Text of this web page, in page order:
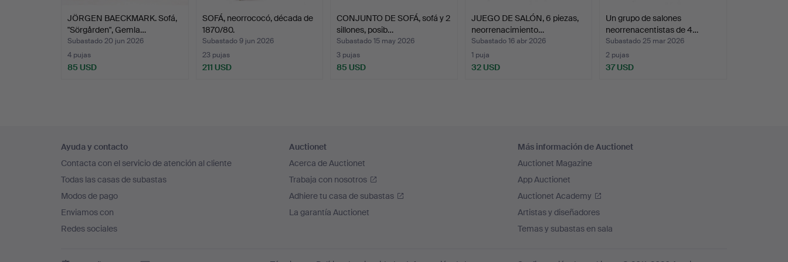
JÖRGEN BAECKMARK. Sofá,
"Sörgården", Gemla…
Subastado 20 jun 2026
4 pujas
85 USD
SOFÁ, neorrococó, década de
1870/80.
Subastado 9 jun 2026
23 pujas
211 USD
CONJUNTO DE SOFÁ, sofá y 2
sillones, posib…
Subastado 15 may 2026
3 pujas
85 USD
JUEGO DE SALÓN, 6 piezas,
neorrenacimiento…
Subastado 16 abr 2026
1 puja
32 USD
Un grupo de salones
neorrenacentistas de 4…
Subastado 25 mar 2026
2 pujas
37 USD
en
el
pie
de
página
Ayuda y contacto
Contacta con el servicio de atención al cliente
Todas las casas de subastas
Modos de pago
Enviamos con
Redes sociales
Auctionet
Acerca de Auctionet
Trabaja con nosotros
Adhiere tu casa de subastas
La garantía Auctionet
Más información de Auctionet
Auctionet Magazine
App Auctionet
Auctionet Academy
Artistas y diseñadores
Temas y subastas en sala